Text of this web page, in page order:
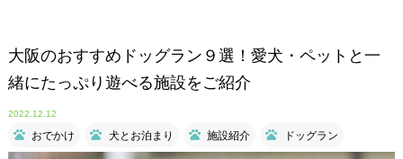
大阪のおすすめドッグラン９選！愛犬・ペットと一
緒にたっぷり遊べる施設をご紹介
2022.12.12
おでかけ 犬とお泊まり 施設紹介 ドッグラン